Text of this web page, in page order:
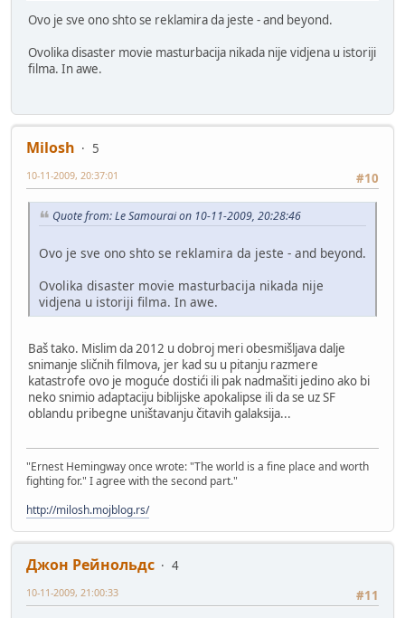
Ovo je sve ono shto se reklamira da jeste - and beyond.
Ovolika disaster movie masturbacija nikada nije vidjena u istoriji
filma. In awe.
Milosh
5
#10
10-11-2009, 20:37:01
Quote from: Le Samourai on 10-11-2009, 20:28:46
Ovo je sve ono shto se reklamira da jeste - and beyond.
Ovolika disaster movie masturbacija nikada nije
vidjena u istoriji filma. In awe.
Baš tako. Mislim da 2012 u dobroj meri obesmišljava dalje
snimanje sličnih filmova, jer kad su u pitanju razmere
katastrofe ovo je moguće dostići ili pak nadmašiti jedino ako bi
neko snimio adaptaciju biblijske apokalipse ili da se uz SF
oblandu pribegne uništavanju čitavih galaksija...
"Ernest Hemingway once wrote: "The world is a fine place and worth
fighting for." I agree with the second part."
http://milosh.mojblog.rs/
Джон Рейнольдс
4
#11
10-11-2009, 21:00:33